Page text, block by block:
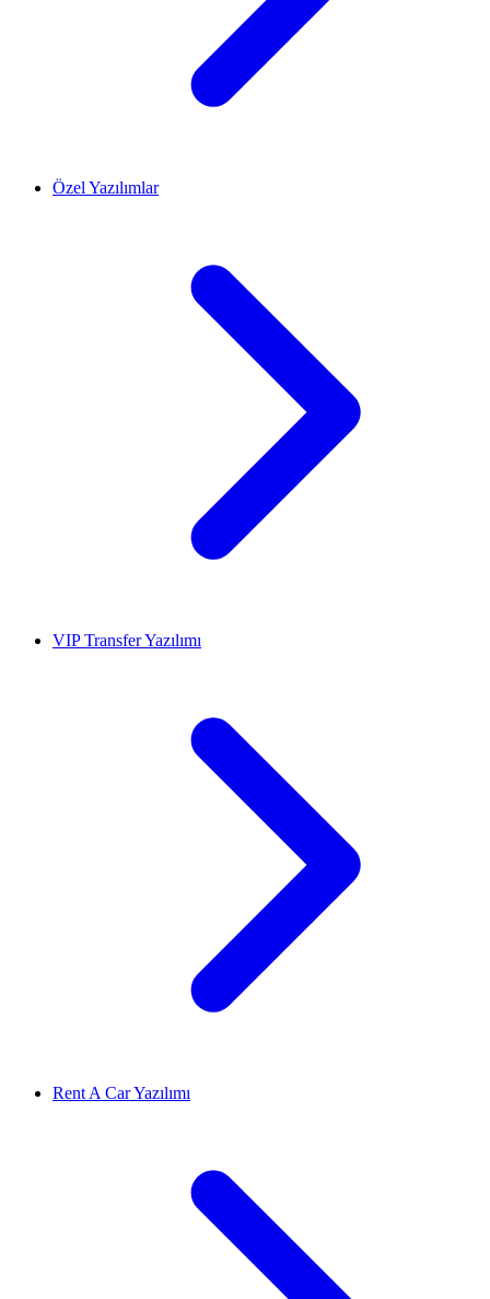
Özel Yazılımlar
VIP Transfer Yazılımı
Rent A Car Yazılımı